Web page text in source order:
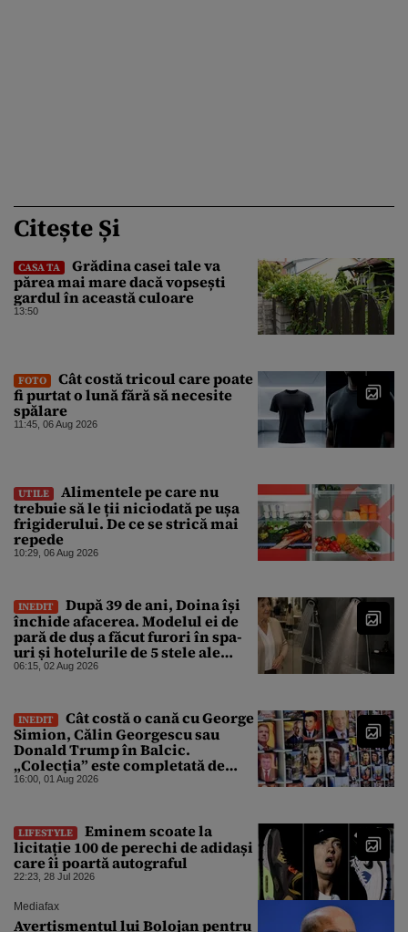
Citește Și
CASA TA
Grădina casei tale va
părea mai mare dacă vopsești
gardul în această culoare
13:50
FOTO
Cât costă tricoul care poate
fi purtat o lună fără să necesite
spălare
11:45, 06 Aug 2026
UTILE
Alimentele pe care nu
trebuie să le ții niciodată pe ușa
frigiderului. De ce se strică mai
repede
10:29, 06 Aug 2026
INEDIT
După 39 de ani, Doina își
închide afacerea. Modelul ei de
pară de duș a făcut furori în spa-
uri și hotelurile de 5 stele ale
lumii. Ce nu a mai mers
06:15, 02 Aug 2026
INEDIT
Cât costă o cană cu George
Simion, Călin Georgescu sau
Donald Trump în Balcic.
„Colecția” este completată de
Nicușor Dan, Ceaușescu și Stalin
16:00, 01 Aug 2026
LIFESTYLE
Eminem scoate la
licitație 100 de perechi de adidași
care îi poartă autograful
22:23, 28 Jul 2026
Mediafax
Avertismentul lui Bolojan pentru